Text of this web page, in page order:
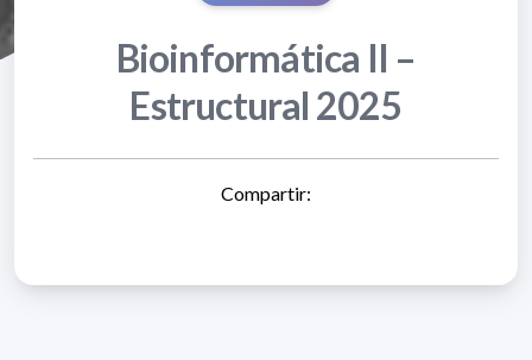
Bioinformática II –
Estructural 2025
Compartir: